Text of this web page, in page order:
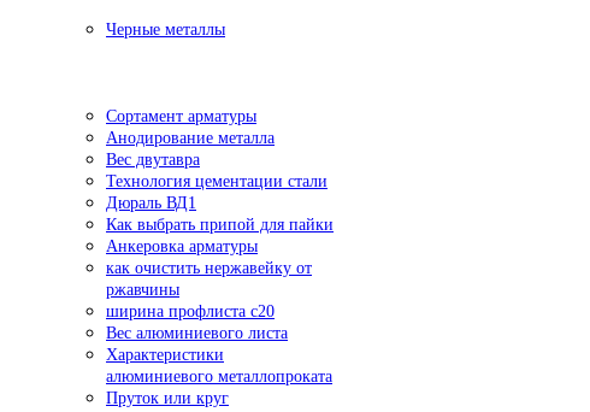
Черные металлы
Сортамент арматуры
Анодирование металла
Вес двутавра
Технология цементации стали
Дюраль ВД1
Как выбрать припой для пайки
Анкеровка арматуры
как очистить нержавейку от
ржавчины
ширина профлиста с20
Вес алюминиевого листа
Характеристики
алюминиевого металлопроката
Пруток или круг